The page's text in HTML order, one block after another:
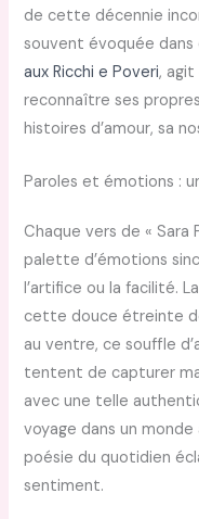
de cette décennie
souvent évoquée
aux Ricchi e Poveri,
reconnaître ses
histoires d’amour, sa
Paroles et émotions :
Chaque vers de « Sara
palette d’émotions
l’artifice ou la facilité.
cette douce étreinte
au ventre, ce souffle
tentent de capturer
avec une telle
voyage dans un
poésie du quotidien
sentiment.